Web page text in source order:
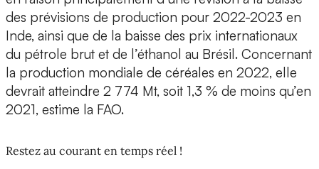
des prévisions de production pour 2022-2023 en
Inde, ainsi que de la baisse des prix internationaux
du pétrole brut et de l’éthanol au Brésil. Concernant
la production mondiale de céréales en 2022, elle
devrait atteindre 2 774 Mt, soit 1,3 % de moins qu’en
2021, estime la FAO.
Restez au courant en temps réel !